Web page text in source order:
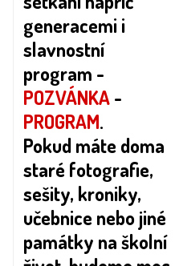
generacemi i
slavnostní
program -
POZVÁNKA-
PROGRAM.
Pokud máte doma
staré fotografie,
sešity, kroniky,
učebnice nebo jiné
památky na školní